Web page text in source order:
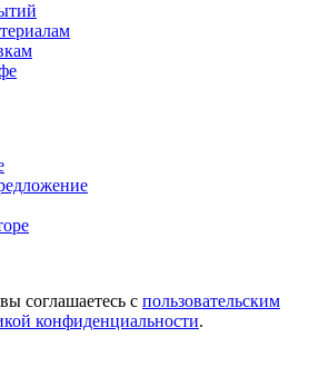
соглашаетесь с пользовательским
конфиденциальности.